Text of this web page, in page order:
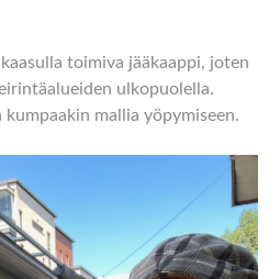
toimiva jääkaappi, joten
ulkopuolella.
mallia yöpymiseen.